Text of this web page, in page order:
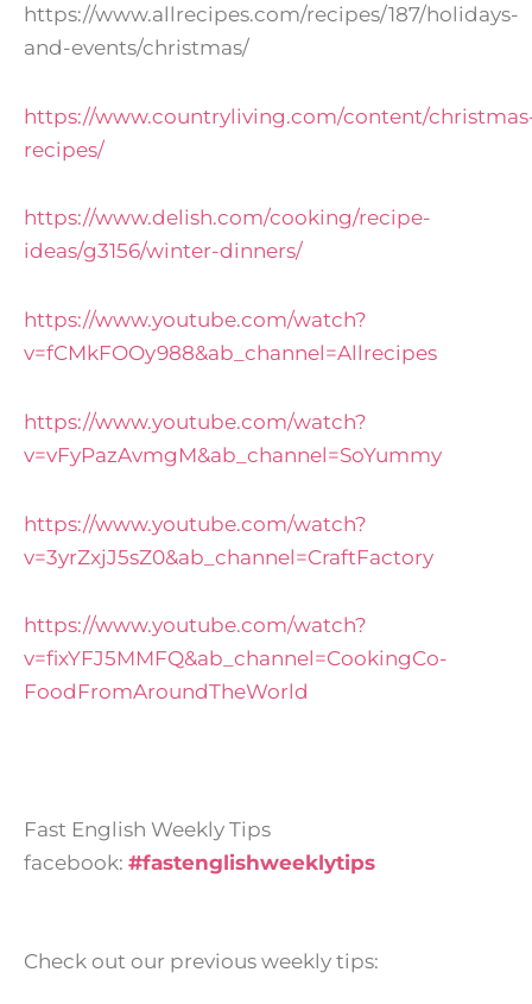
https://www.allrecipes.com/recipes/187/holidays-
and-events/christmas/
https://www.countryliving.com/content/
recipes/
https://www.delish.com/cooking/recipe-
ideas/g3156/winter-dinners/
https://www.youtube.com/watch?
v=fCMkFOOy988&ab_channel=Allrecipes
https://www.youtube.com/watch?
v=vFyPazAvmgM&ab_channel=SoYummy
https://www.youtube.com/watch?
v=3yrZxjJ5sZ0&ab_channel=CraftFactory
https://www.youtube.com/watch?
v=fixYFJ5MMFQ&ab_channel=CookingCo-
FoodFromAroundTheWorld
Fast English Weekly Tips
facebook: #fastenglishweeklytips
Check out our previous weekly tips: